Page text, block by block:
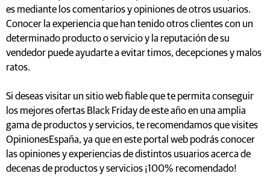
es mediante los comentarios y opiniones de otros usuarios.
Conocer la experiencia que han tenido otros clientes con un
determinado producto o servicio y la reputación de su
vendedor puede ayudarte a evitar timos, decepciones y malos
ratos.
Si deseas visitar un sitio web fiable que te permita conseguir
los mejores ofertas Black Friday de este año en una amplia
gama de productos y servicios, te recomendamos que visites
OpinionesEspaña, ya que en este portal web podrás conocer
las opiniones y experiencias de distintos usuarios acerca de
decenas de productos y servicios ¡100% recomendado!